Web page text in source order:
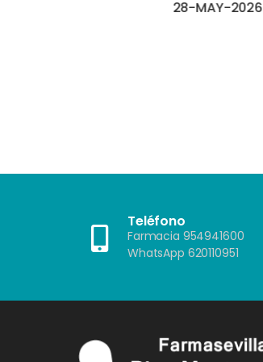
28-MAY-2026
Teléfono
Farmacia 954941600
WhatsApp 620110951